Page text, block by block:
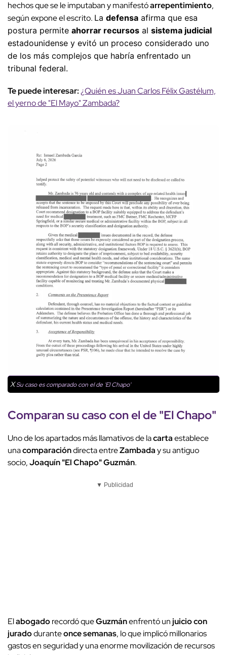
hechos que se le imputaban y manifestóarrepentimiento,
según expone el escrito. La defensa afirma que esa
postura permite ahorrar recursos al sistema judicial
estadounidense y evitó un proceso considerado uno
de los más complejos que habría enfrentado un
tribunal federal.
Te puede interesar:¿Quién es Juan Carlos Félix Gastélum,
el yerno de "El Mayo" Zambada?
XSu caso es comparado con el de 'El Chapo'
Comparan su caso con el de "El Chapo"
Uno de los apartados más llamativos de lacartaestablece
unacomparacióndirecta entreZambaday su antiguo
socio,Joaquín "El Chapo" Guzmán.
▼ Publicidad
Elabogadorecordó queGuzmánenfrentó unjuicio con
juradoduranteonce semanas, lo que implicó millonarios
gastos en seguridad y una enorme movilización de recursos